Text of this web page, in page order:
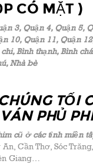
CÓ MẶT )
3, Quận 4, Quận 5,
10, Quận 11, Quận
Bình thạnh, Bình
Nhà bè
TỐI
PHỦ
cũ ở các tỉnh miền
Cần Thơ, Sóc
Giang…